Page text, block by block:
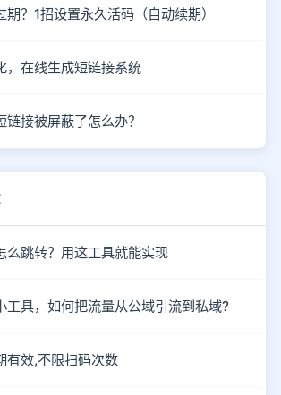
？1招设置永久活码（自动续期）
，在线生成短链接系统
接被屏蔽了怎么办？
么跳转？用这工具就能实现
工具，如何把流量从公域引流到私域?
有效,不限扫码次数